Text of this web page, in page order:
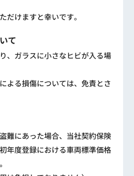
だけますと幸いです。
て
、ガラスに小さなヒビが入る場
よる損傷については、免責とさ
難にあった場合、当社契約保険
年度登録における車両標準価格